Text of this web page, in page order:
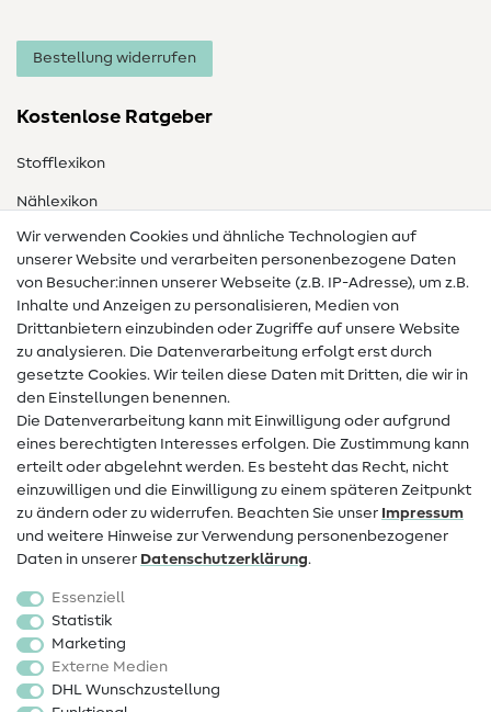
Bestellung widerrufen
Kostenlose Ratgeber
Stofflexikon
Nählexikon
Nähanleitungen
Hilfe & Kontakt
Kontakt
Infos zum Betreiberwechsel
Widerrufsrecht
Beliebt
Stoffe
Sale
Schnittmuster
Wir verwenden Cookies und ähnliche Technologien auf
unserer Website und verarbeiten personenbezogene Daten
von Besucher:innen unserer Webseite (z.B. IP-Adresse), um z.B.
Inhalte und Anzeigen zu personalisieren, Medien von
Drittanbietern einzubinden oder Zugriffe auf unsere Website
zu analysieren. Die Datenverarbeitung erfolgt erst durch
gesetzte Cookies. Wir teilen diese Daten mit Dritten, die wir in
den Einstellungen benennen.
Die Datenverarbeitung kann mit Einwilligung oder aufgrund
eines berechtigten Interesses erfolgen. Die Zustimmung kann
erteilt oder abgelehnt werden. Es besteht das Recht, nicht
einzuwilligen und die Einwilligung zu einem späteren Zeitpunkt
zu ändern oder zu widerrufen. Beachten Sie unser Impressum
und weitere Hinweise zur Verwendung personenbezogener
Daten in unserer Daten­schutz­erklärung.
Essenziell
Statistik
Marketing
Externe Medien
DHL Wunschzustellung